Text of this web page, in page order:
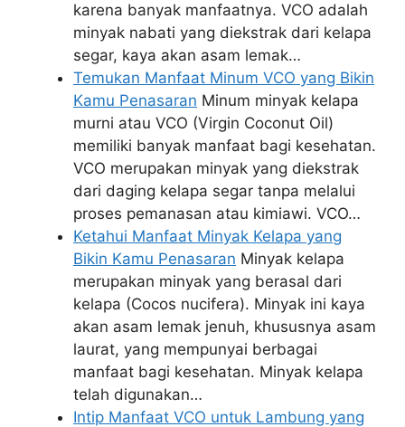
karena banyak manfaatnya. VCO adalah
minyak nabati yang diekstrak dari kelapa
segar, kaya akan asam lemak…
Temukan Manfaat Minum VCO yang Bikin
Kamu Penasaran Minum minyak kelapa
murni atau VCO (Virgin Coconut Oil)
memiliki banyak manfaat bagi kesehatan.
VCO merupakan minyak yang diekstrak
dari daging kelapa segar tanpa melalui
proses pemanasan atau kimiawi. VCO…
Ketahui Manfaat Minyak Kelapa yang
Bikin Kamu Penasaran Minyak kelapa
merupakan minyak yang berasal dari
kelapa (Cocos nucifera). Minyak ini kaya
akan asam lemak jenuh, khususnya asam
laurat, yang mempunyai berbagai
manfaat bagi kesehatan. Minyak kelapa
telah digunakan…
Intip Manfaat VCO untuk Lambung yang